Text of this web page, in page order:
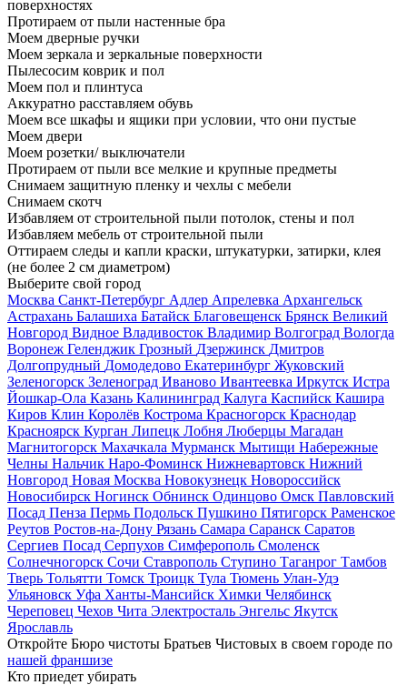
поверхностях
Протираем от пыли настенные бра
Моем дверные ручки
Моем зеркала и зеркальные поверхности
Пылесосим коврик и пол
Моем пол и плинтуса
Аккуратно расставляем обувь
Моем все шкафы и ящики при условии, что они пустые
Моем двери
Моем розетки/ выключатели
Протираем от пыли все мелкие и крупные предметы
Снимаем защитную пленку и чехлы с мебели
Снимаем скотч
Избавляем от строительной пыли потолок, стены и пол
Избавляем мебель от строительной пыли
Оттираем следы и капли краски, штукатурки, затирки, клея
(не более 2 см диаметром)
Выберите свой город
Москва Санкт-Петербург Адлер Апрелевка Архангельск
Астрахань Балашиха Батайск Благовещенск Брянск Великий
Новгород Видное Владивосток Владимир Волгоград Вологда
Воронеж Геленджик Грозный Дзержинск Дмитров
Долгопрудный Домодедово Екатеринбург Жуковский
Зеленогорск Зеленоград Иваново Ивантеевка Иркутск Истра
Йошкар-Ола Казань Калининград Калуга Каспийск Кашира
Киров Клин Королёв Кострома Красногорск Краснодар
Красноярск Курган Липецк Лобня Люберцы Магадан
Магнитогорск Махачкала Мурманск Мытищи Набережные
Челны Нальчик Наро-Фоминск Нижневартовск Нижний
Новгород Новая Москва Новокузнецк Новороссийск
Новосибирск Ногинск Обнинск Одинцово Омск Павловский
Посад Пенза Пермь Подольск Пушкино Пятигорск Раменское
Реутов Ростов-на-Дону Рязань Самара Саранск Саратов
Сергиев Посад Серпухов Симферополь Смоленск
Солнечногорск Сочи Ставрополь Ступино Таганрог Тамбов
Тверь Тольятти Томск Троицк Тула Тюмень Улан-Удэ
Ульяновск Уфа Ханты-Мансийск Химки Челябинск
Череповец Чехов Чита Электросталь Энгельс Якутск
Ярославль
Откройте Бюро чистоты Братьев Чистовых в своем городе по
нашей франшизе
Кто приедет убирать